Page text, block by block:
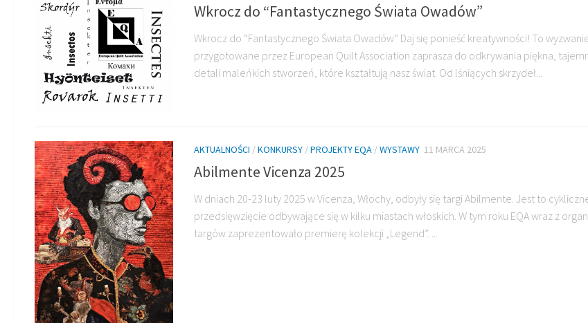
Wkrocz do “Fantastycznego Świata Owadów”
Wkrocz do “Fantastycznego Świata Owadów” Daj się ponieść kreatywności! To
przygotowane przez European Quilt Association zaprasza do odkrywania piękna,
detali maleńkich stworzeń, które kształtują nasz świat. Od lśniących skrzydeł...
AKTUALNOŚCI /KONKURSY /PROJEKTY EQA /WYSTAWY 11 MARCA 2025
Abilmente Vicenza 2025
W dniach 20-23 luty 2025 w Vicenza, Włochy, odbyły się targi Abilmente. Jest to
przedsięwzięcie odbywające się w kilku miastach włoskich. W tym roku EQA wraz z
targów zaprezentowało premierę kolekcji „Legend”. ...